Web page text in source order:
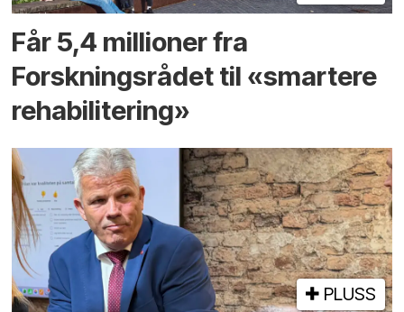
Får 5,4 millioner fra
Forskningsrådet til «smartere
rehabilitering»
PLUSS